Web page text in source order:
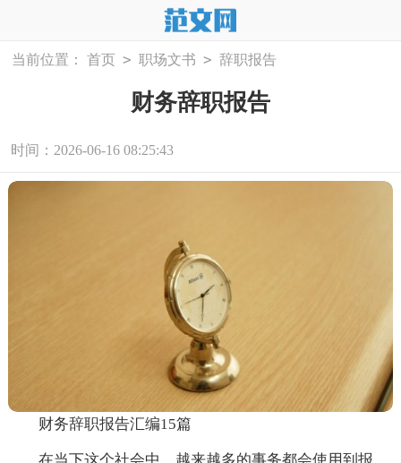
当前位置： 首页 > 职场文书 > 辞职报告
财务辞职报告
时间：2026-06-16 08:25:43
财务辞职报告汇编15篇